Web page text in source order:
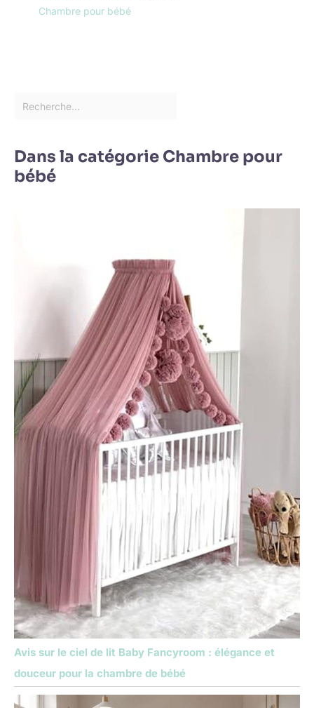
Chambre pour bébé
Dans la catégorie Chambre pour
bébé
Avis sur le ciel de lit Baby Fancyroom : élégance et
douceur pour la chambre de bébé